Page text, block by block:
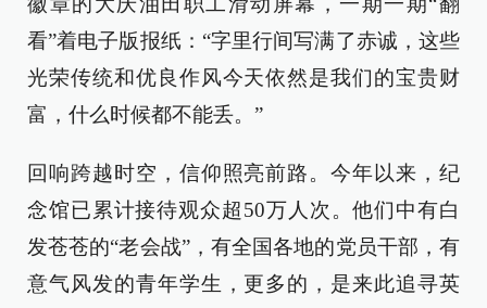
看”着电子版报纸：“字里行间写满了赤诚，这些
光荣传统和优良作风今天依然是我们的宝贵财
富，什么时候都不能丢。”
回响跨越时空，信仰照亮前路。今年以来，纪
念馆已累计接待观众超50万人次。他们中有白
发苍苍的“老会战”，有全国各地的党员干部，有
意气风发的青年学生，更多的，是来此追寻英